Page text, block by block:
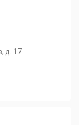
д. 17